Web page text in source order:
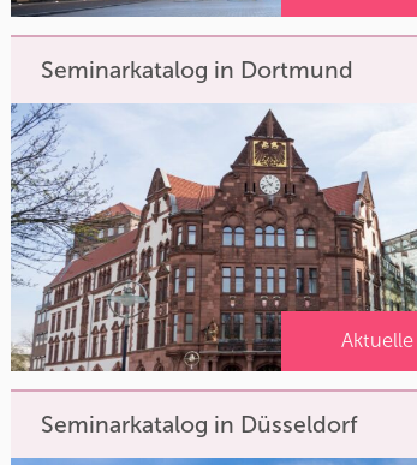
Seminarkatalog in Dortmund
Seminarkatalog in Düsseldorf